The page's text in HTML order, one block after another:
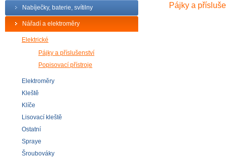
Nabíječky, baterie, svítilny
Nářadí a elektroměry
Elektrické
Pájky a příslušenství
Popisovací přístroje
Elektroměry
Kleště
Klíče
Lisovací kleště
Ostatní
Spraye
Šroubováky
Pájky a